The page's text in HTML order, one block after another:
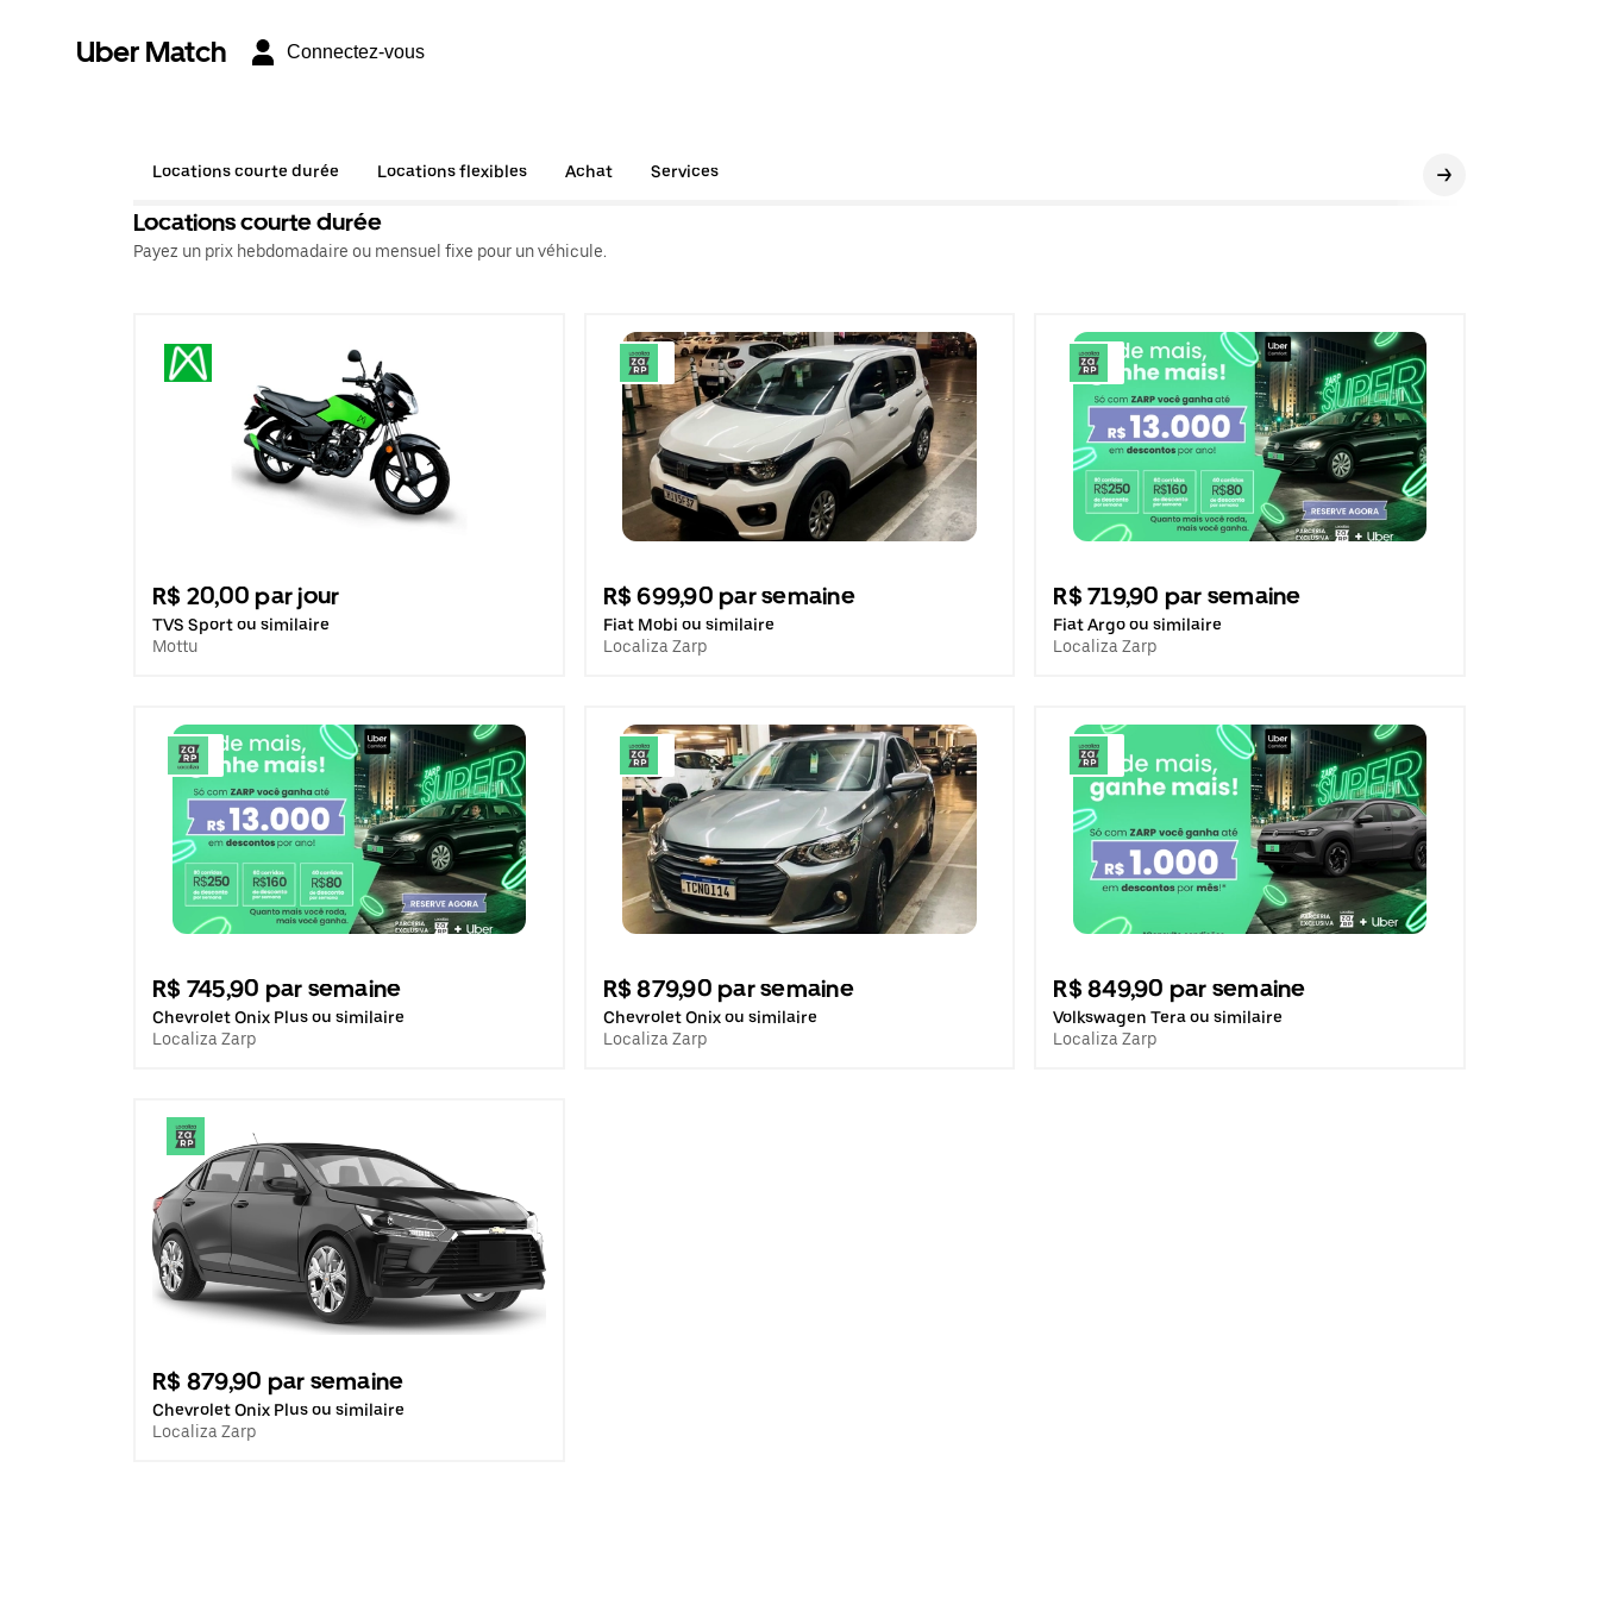
Uber Match Connectez-vous
Locations courte durée Locations flexibles Achat Services
Locations courte durée
Payez un prix hebdomadaire ou mensuel fixe pour un véhicule.
R$ 20,00 par jour
TVS Sport ou similaire
Mottu
R$ 699,90 par semaine
Fiat Mobi ou similaire
Localiza Zarp
R$ 719,90 par semaine
Fiat Argo ou similaire
Localiza Zarp
R$ 745,90 par semaine
Chevrolet Onix Plus ou similaire
Localiza Zarp
R$ 879,90 par semaine
Chevrolet Onix ou similaire
Localiza Zarp
R$ 849,90 par semaine
Volkswagen Tera ou similaire
Localiza Zarp
R$ 879,90 par semaine
Chevrolet Onix Plus ou similaire
Localiza Zarp